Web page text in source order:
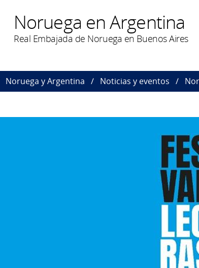
Noruega en Argentina
Real Embajada de Noruega en Buenos Aires
Noruega y Argentina Noticias y eventos